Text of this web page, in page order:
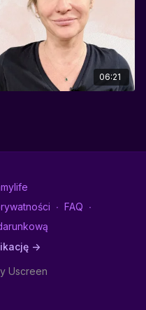
06:21
∙ FAQ ∙
->
Uscreen